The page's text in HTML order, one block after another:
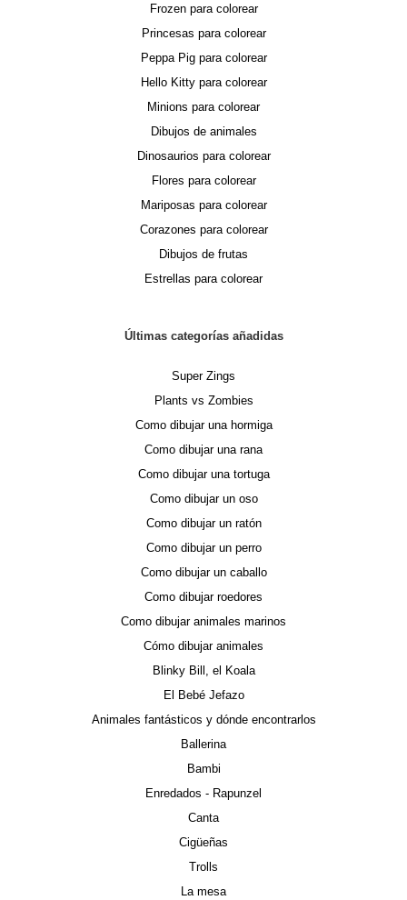
Frozen para colorear
Princesas para colorear
Peppa Pig para colorear
Hello Kitty para colorear
Minions para colorear
Dibujos de animales
Dinosaurios para colorear
Flores para colorear
Mariposas para colorear
Corazones para colorear
Dibujos de frutas
Estrellas para colorear
Últimas categorías añadidas
Super Zings
Plants vs Zombies
Como dibujar una hormiga
Como dibujar una rana
Como dibujar una tortuga
Como dibujar un oso
Como dibujar un ratón
Como dibujar un perro
Como dibujar un caballo
Como dibujar roedores
Como dibujar animales marinos
Cómo dibujar animales
Blinky Bill, el Koala
El Bebé Jefazo
Animales fantásticos y dónde encontrarlos
Ballerina
Bambi
Enredados - Rapunzel
Canta
Cigüeñas
Trolls
La mesa